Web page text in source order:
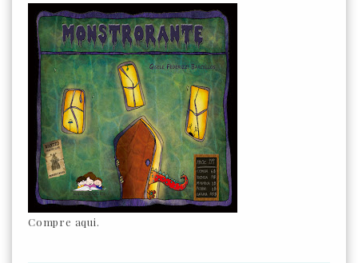
Compre aqui.